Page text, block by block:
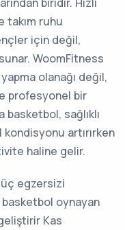
takım ruhu
için değil,
WoomFitness
olanağı değil,
profesyonel bir
sağlıklı
artırırken
haline gelir.
egzersizi
oynayan
Kas